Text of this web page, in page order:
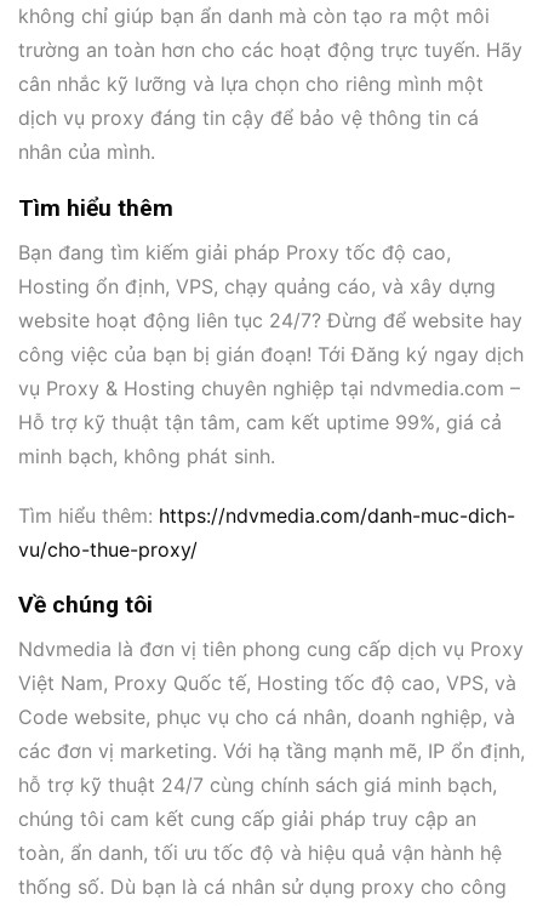
không chỉ giúp bạn ẩn danh mà còn tạo ra một môi
trường an toàn hơn cho các hoạt động trực tuyến. Hãy
cân nhắc kỹ lưỡng và lựa chọn cho riêng mình một
dịch vụ proxy đáng tin cậy để bảo vệ thông tin cá
nhân của mình.
Tìm hiểu thêm
Bạn đang tìm kiếm giải pháp Proxy tốc độ cao,
Hosting ổn định, VPS, chạy quảng cáo, và xây dựng
website hoạt động liên tục 24/7? Đừng để website hay
công việc của bạn bị gián đoạn! Tới Đăng ký ngay dịch
vụ Proxy & Hosting chuyên nghiệp tại ndvmedia.com –
Hỗ trợ kỹ thuật tận tâm, cam kết uptime 99%, giá cả
minh bạch, không phát sinh.
Tìm hiểu thêm: https://ndvmedia.com/danh-muc-dich-
vu/cho-thue-proxy/
Về chúng tôi
Ndvmedia là đơn vị tiên phong cung cấp dịch vụ Proxy
Việt Nam, Proxy Quốc tế, Hosting tốc độ cao, VPS, và
Code website, phục vụ cho cá nhân, doanh nghiệp, và
các đơn vị marketing. Với hạ tầng mạnh mẽ, IP ổn định,
hỗ trợ kỹ thuật 24/7 cùng chính sách giá minh bạch,
chúng tôi cam kết cung cấp giải pháp truy cập an
toàn, ẩn danh, tối ưu tốc độ và hiệu quả vận hành hệ
thống số. Dù bạn là cá nhân sử dụng proxy cho công